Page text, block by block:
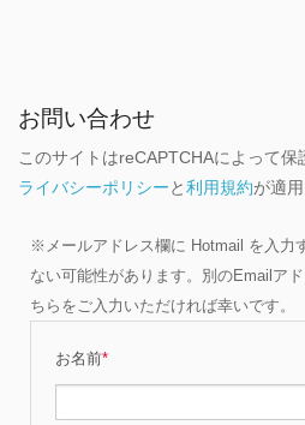
お問い合わせ
このサイトはreCAPTCHAによって
ライバシーポリシーと利用規約が適用
※メールアドレス欄に Hotmail を入力
ない可能性があります。別のEmailア
ちらをご入力いただければ幸いです。
お名前*